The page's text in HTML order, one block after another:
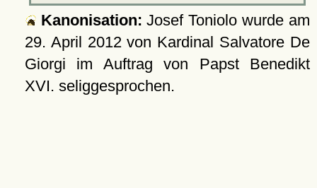
Kanonisation: Josef Toniolo wurde am
29. April 2012 von Kardinal Salvatore De
Giorgi im Auftrag von Papst Benedikt
XVI. seliggesprochen.